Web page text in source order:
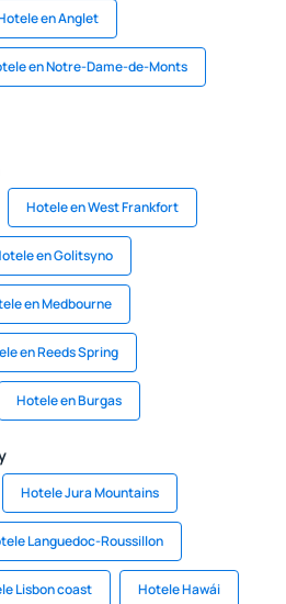
en Anglet
en Notre-Dame-de-Monts
Hotele en West Frankfort
en Golitsyno
en Medbourne
en Reeds Spring
Hotele en Burgas
Hotele Jura Mountains
Languedoc-Roussillon
Lisbon coast Hotele Hawái